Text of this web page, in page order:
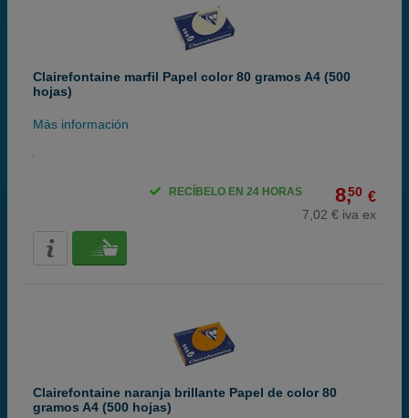
Clairefontaine marfil Papel color 80 gramos A4 (500
hojas)
Más información
8,50 €
7,02 € iva ex
RECÍBELO EN 24 HORAS
Clairefontaine naranja brillante Papel de color 80
gramos A4 (500 hojas)